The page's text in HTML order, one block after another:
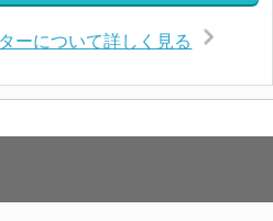
ーについて詳しく見る